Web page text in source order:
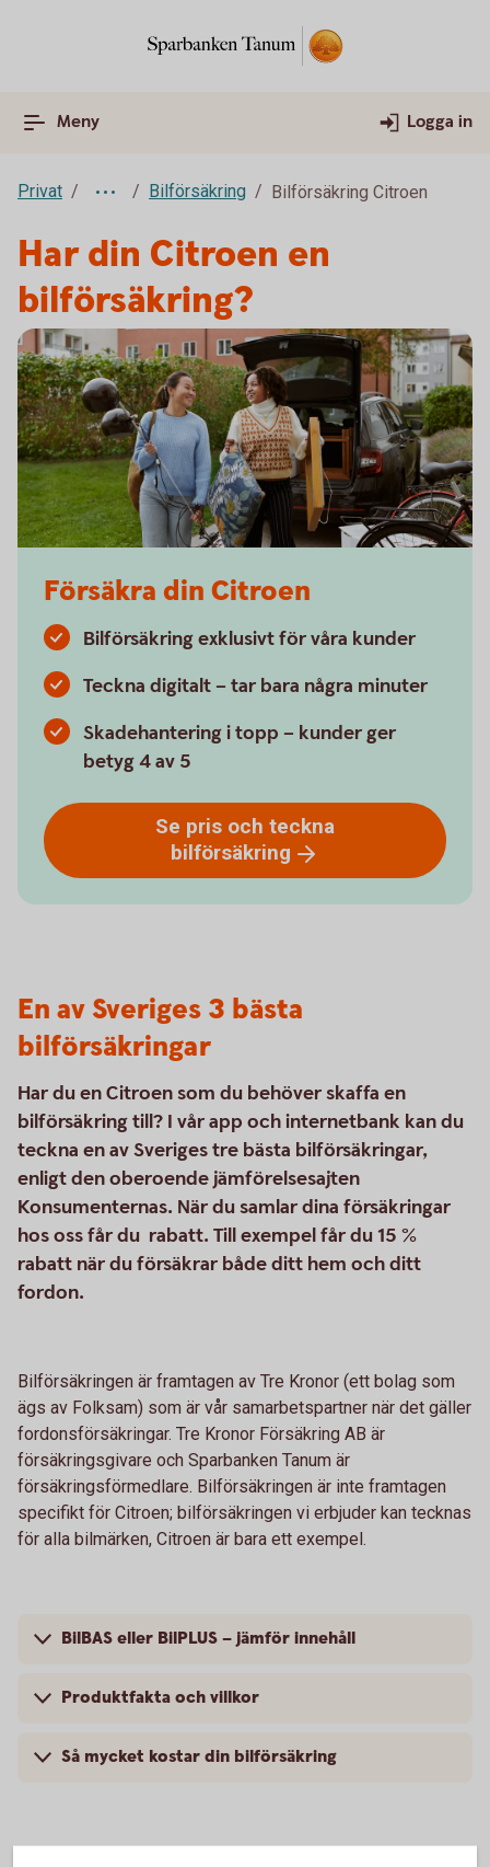
Meny Logga in
Privat Bilförsäkring Bilförsäkring Citroen
Har din Citroen en
bilförsäkring?
Försäkra din Citroen
Bilförsäkring exklusivt för våra kunder
Teckna digitalt – tar bara några minuter
Skadehantering i topp – kunder ger
betyg 4 av 5
Se pris och teckna
bilförsäkring
En av Sveriges 3 bästa
bilförsäkringar
Har du en Citroen som du behöver skaffa en
bilförsäkring till? I vår app och internetbank kan du
teckna en av Sveriges tre bästa bilförsäkringar,
enligt den oberoende jämförelsesajten
Konsumenternas. När du samlar dina försäkringar
hos oss får du rabatt. Till exempel får du 15 %
rabatt när du försäkrar både ditt hem och ditt
fordon.
Bilförsäkringen är framtagen av Tre Kronor (ett bolag som
ägs av Folksam) som är vår samarbetspartner när det gäller
fordonsförsäkringar. Tre Kronor Försäkring AB är
försäkringsgivare och Sparbanken Tanum är
försäkringsförmedlare. Bilförsäkringen är inte framtagen
specifikt för Citroen; bilförsäkringen vi erbjuder kan tecknas
för alla bilmärken, Citroen är bara ett exempel.
BilBAS eller BilPLUS – jämför innehåll
Produktfakta och villkor
Så mycket kostar din bilförsäkring